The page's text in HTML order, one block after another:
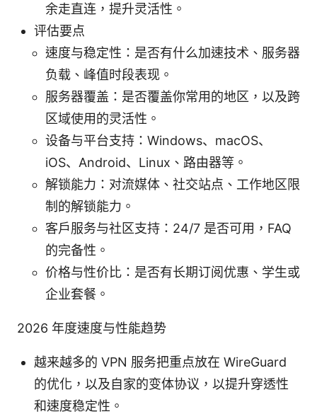
余走直连，提升灵活性。
评估要点
速度与稳定性：是否有什么加速技术、服务器
负载、峰值时段表现。
服务器覆盖：是否覆盖你常用的地区，以及跨
区域使用的灵活性。
设备与平台支持：Windows、macOS、
iOS、Android、Linux、路由器等。
解锁能力：对流媒体、社交站点、工作地区限
制的解锁能力。
客户服务与社区支持：24/7 是否可用，FAQ
的完备性。
价格与性价比：是否有长期订阅优惠、学生或
企业套餐。
2026 年度速度与性能趋势
越来越多的 VPN 服务把重点放在 WireGuard
的优化，以及自家的变体协议，以提升穿透性
和速度稳定性。